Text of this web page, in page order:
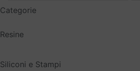
Categorie
Resine
Siliconi e Stampi